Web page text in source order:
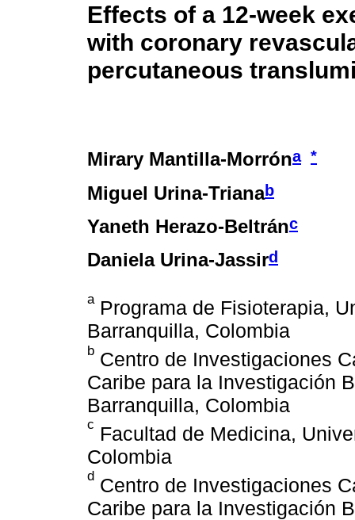
Effects of a 12-week
with coronary
percutaneous
Mirary Mantilla-Morróna *
Miguel Urina-Trianab
Yaneth Herazo-Beltránc
Daniela Urina-Jassird
aPrograma de Fisioterapia,
Barranquilla, Colombia
b Centro de Investigaciones
Caribe para la Investigación
Barranquilla, Colombia
c Facultad de Medicina,
Colombia
d Centro de Investigaciones
Caribe para la Investigación